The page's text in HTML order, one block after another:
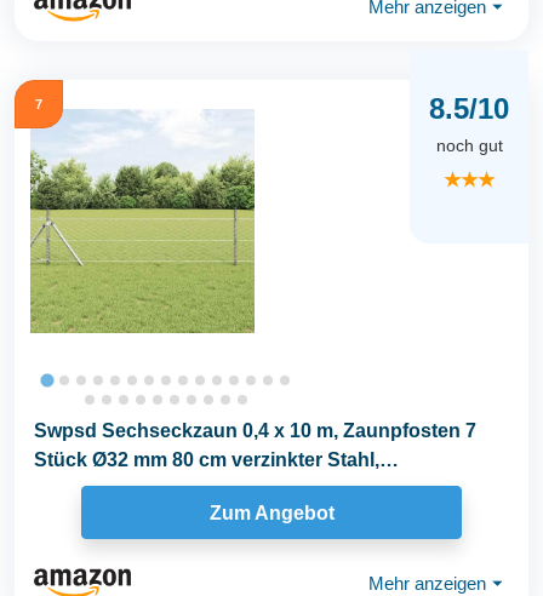
Mehr anzeigen ⏷
7 8.5/10
noch gut
★★★
Swpsd Sechseckzaun 0,4 x 10 m, Zaunpfosten 7
Stück Ø32 mm 80 cm verzinkter Stahl,
Zaunpfosten...
Zum Angebot
Mehr anzeigen ⏷